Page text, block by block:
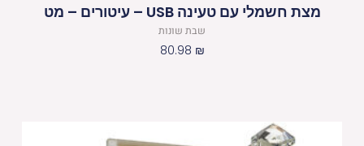
מצת חשמלי עם טעינה USB – עיטורים – מט
שבת שונות
80.98 ₪